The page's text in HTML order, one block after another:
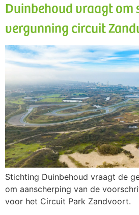
Duinbehoud vraagt om
vergunning circuit
Stichting Duinbehoud vraagt de
om aanscherping van de
voor het Circuit Park Zandvoort.